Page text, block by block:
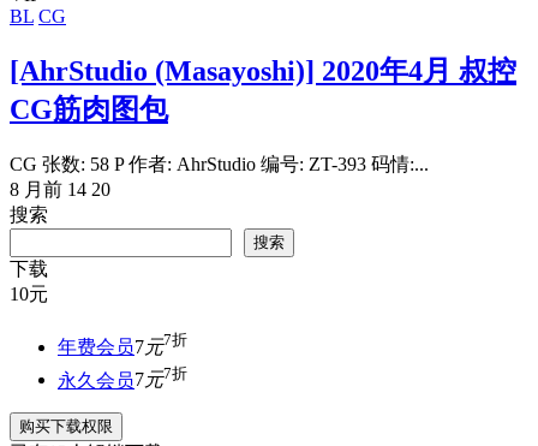
BL CG
[AhrStudio (Masayoshi)] 2020年4月 叔控
CG筋肉图包
CG 张数: 58 P 作者: AhrStudio 编号: ZT-393 码情:...
8 月前 14 20
搜索
搜索
下载
10元
年费会员7元7折
永久会员7元7折
购买下载权限